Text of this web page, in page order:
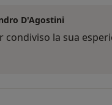
D'Agostini
condiviso la sua